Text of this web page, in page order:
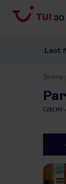
30
Last
Strona
CZECHY